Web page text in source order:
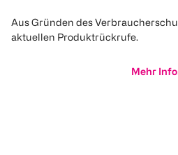
Aus Gründen des
aktuellen Produktrückrufe.
Mehr